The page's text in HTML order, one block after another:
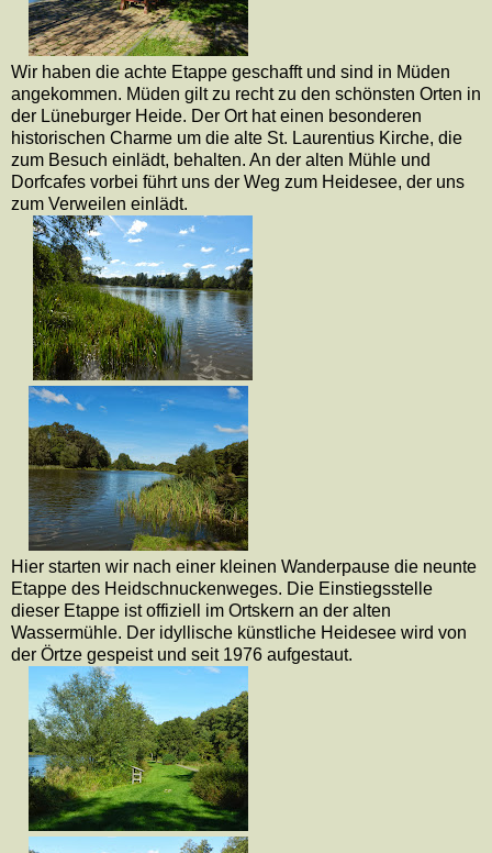
Wir haben die achte Etappe geschafft und sind in Müden
angekommen. Müden gilt zu recht zu den schönsten Orten in
der Lüneburger Heide. Der Ort hat einen besonderen
historischen Charme um die alte St. Laurentius Kirche, die
zum Besuch einlädt, behalten. An der alten Mühle und
Dorfcafes vorbei führt uns der Weg zum Heidesee, der uns
zum Verweilen einlädt.
Hier starten wir nach einer kleinen Wanderpause die neunte
Etappe des Heidschnuckenweges. Die Einstiegsstelle
dieser Etappe ist offiziell im Ortskern an der alten
Wassermühle. Der idyllische künstliche Heidesee wird von
der Örtze gespeist und seit 1976 aufgestaut.